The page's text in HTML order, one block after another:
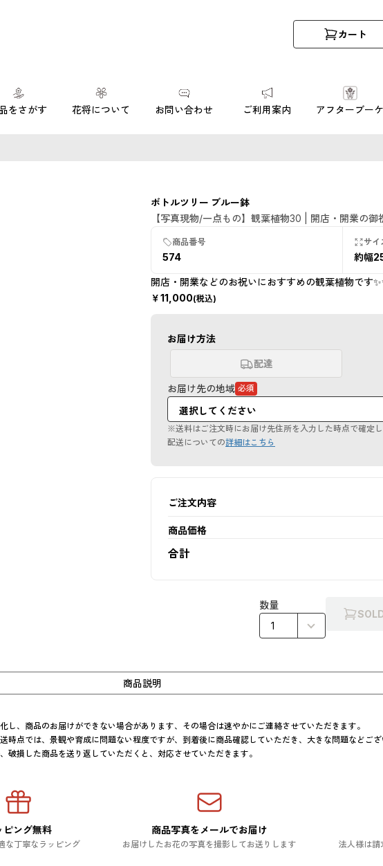
カート
をさがす 花将について お問い合わせ ご利用案内 アフターブーケ
SOLD OUT
数量限定・売
切れ
ボトルツリー ブルー鉢
【写真現物/一点もの】観葉植物30 | 開店・開業の御
商品番号
574
サイ
約幅
開店・開業などのお祝いにおすすめの観葉植物です
￥11,000(税込)
お届け方法
配達
お届け先の地域 必須
（必
須
項
目）
※送料はご注文時にお届け先住所を入力した時点で確定し
配送についての詳細はこちら
ご注文内容
商品価格
合計
数量
商品説明
し、商品のお届けができない場合があります、その場合は速やかにご連絡させていただきます。
時点では、景観や育成に問題ない程度ですが、到着後に商品確認していただき、大きな問題などご
損した商品を送り返していただくと、対応させていただきます。
ピング無料
な丁寧なラッピング
商品写真をメールでお届け
お届けしたお花の写真を撮影してお送りします 法人様は請